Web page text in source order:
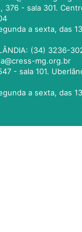
376 - sala 301.
a sexta, das
(34) 3236-
mg.org.br
- sala 101.
a sexta, das